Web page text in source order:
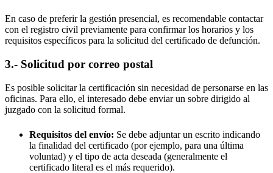
En caso de preferir la gestión presencial, es recomendable contactar
con el registro civil previamente para confirmar los horarios y los
requisitos específicos para la solicitud del certificado de defunción.
3.- Solicitud por correo postal
Es posible solicitar la certificación sin necesidad de personarse en las
oficinas. Para ello, el interesado debe enviar un sobre dirigido al
juzgado con la solicitud formal.
Requisitos del envío: Se debe adjuntar un escrito indicando
la finalidad del certificado (por ejemplo, para una última
voluntad) y el tipo de acta deseada (generalmente el
certificado literal es el más requerido).